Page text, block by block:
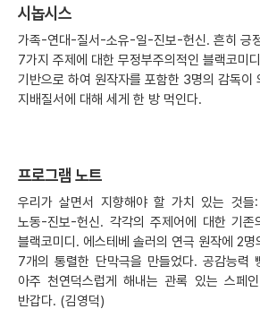
시놉시스
가족-연대-질서-소유-일-진보-헌신. 흔히 긍
7가지 주제에 대한 무정부주의적인 블랙코미
기반으로 하여 원작자를 포함한 3명의 감독이
지배질서에 대해 세게 한 방 먹인다.
프로그램 노트
우리가 살면서 지향해야 할 가치 있는 것
노동-진보-헌신. 각각의 주제어에 대한 기
블랙코미디. 에스테베 솔러의 연극 원작에 2명
7개의 통렬한 단막극을 만들었다. 공감능력
아주 천연덕스럽게 해내는 관록 있는 스페
반갑다. (김영덕)